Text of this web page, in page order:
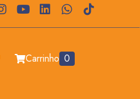
Carrinho 0